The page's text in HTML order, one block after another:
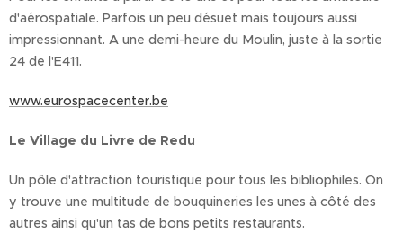
d'aérospatiale. Parfois un peu désuet mais toujours aussi
impressionnant. A une demi-heure du Moulin, juste à la sortie
24 de l'E411.
www.eurospacecenter.be
Le Village du Livre de Redu
Un pôle d'attraction touristique pour tous les bibliophiles. On
y trouve une multitude de bouquineries les unes à côté des
autres ainsi qu'un tas de bons petits restaurants.